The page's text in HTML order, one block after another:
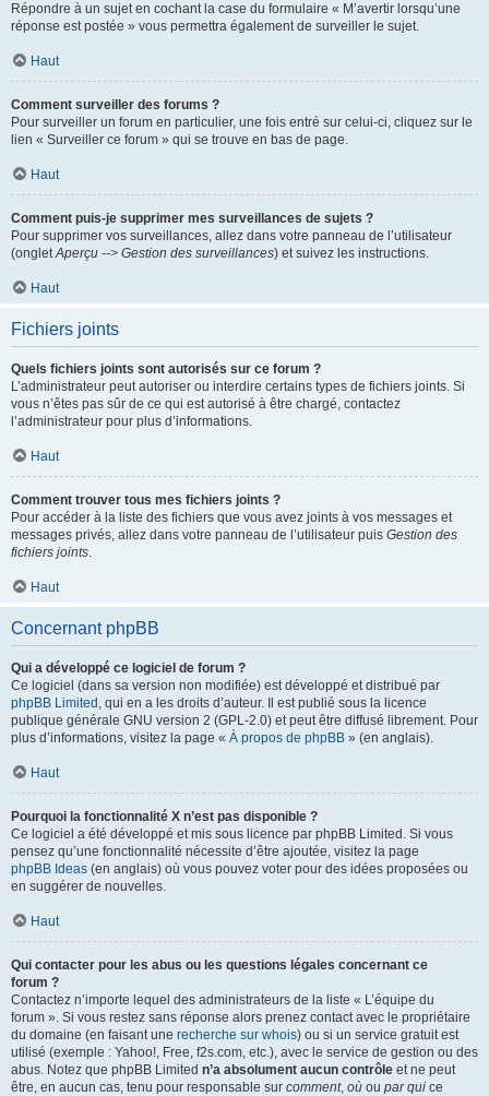
Répondre à un sujet en cochant la case du formulaire « M’avertir lorsqu’une
réponse est postée » vous permettra également de surveiller le sujet.
Haut
Comment surveiller des forums ?
Pour surveiller un forum en particulier, une fois entré sur celui-ci, cliquez sur le
lien « Surveiller ce forum » qui se trouve en bas de page.
Haut
Comment puis-je supprimer mes surveillances de sujets ?
Pour supprimer vos surveillances, allez dans votre panneau de l’utilisateur
(ongletAperçu --> Gestion des surveillances) et suivez les instructions.
Haut
Fichiers joints
Quels fichiers joints sont autorisés sur ce forum ?
L’administrateur peut autoriser ou interdire certains types de fichiers joints. Si
vous n’êtes pas sûr de ce qui est autorisé à être chargé, contactez
l’administrateur pour plus d’informations.
Haut
Comment trouver tous mes fichiers joints ?
Pour accéder à la liste des fichiers que vous avez joints à vos messages et
messages privés, allez dans votre panneau de l’utilisateur puis Gestion des
fichiers joints.
Haut
Concernant phpBB
Qui a développé ce logiciel de forum ?
Ce logiciel (dans sa version non modifiée) est développé et distribué par
phpBB Limited , qui en a les droits d’auteur. Il est publié sous la licence
publique générale GNU version 2 (GPL-2.0) et peut être diffusé librement. Pour
plus d’informations, visitez la page « À propos de phpBB » (en anglais).
Haut
Pourquoi la fonctionnalité X n’est pas disponible ?
Ce logiciel a été développé et mis sous licence par phpBB Limited. Si vous
pensez qu’une fonctionnalité nécessite d’être ajoutée, visitez la page
phpBB Ideas (en anglais) où vous pouvez voter pour des idées proposées ou
en suggérer de nouvelles.
Haut
Qui contacter pour les abus ou les questions légales concernant ce
forum ?
Contactez n’importe lequel des administrateurs de la liste « L’équipe du
forum ». Si vous restez sans réponse alors prenez contact avec le propriétaire
du domaine (en faisant une recherche sur whois) ou si un service gratuit est
utilisé (exemple : Yahoo!, Free, f2s.com, etc.), avec le service de gestion ou des
abus. Notez que phpBB Limited n’a absolument aucun contrôle et ne peut
être, en aucun cas, tenu pour responsable sur comment, où ou par qui ce